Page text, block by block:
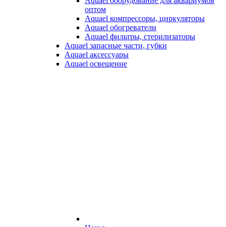
оптом
Aquael компрессоры, циркуляторы
Aquael обогреватели
Aquael фильтры, стерилизаторы
Aquael запасные части, губки
Aquael аксессуары
Aquael освещение